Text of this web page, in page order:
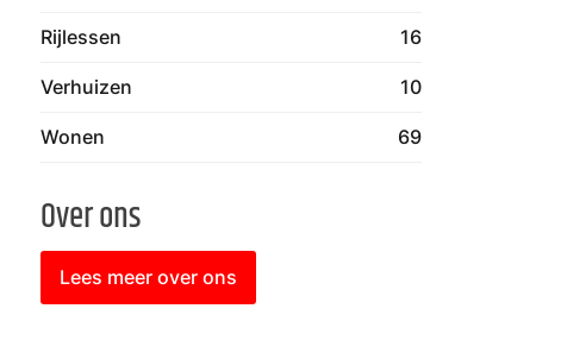
Rijlessen 16
Verhuizen 10
Wonen 69
Over ons
Lees meer over ons